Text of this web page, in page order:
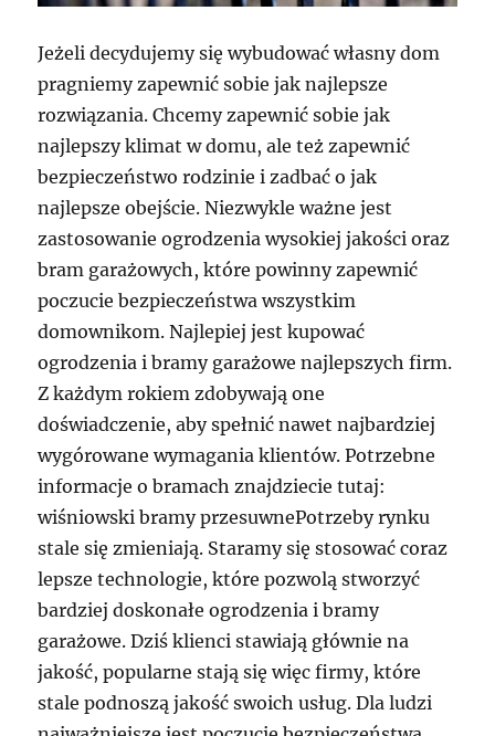
Jeżeli decydujemy się wybudować własny dom
pragniemy zapewnić sobie jak najlepsze
rozwiązania. Chcemy zapewnić sobie jak
najlepszy klimat w domu, ale też zapewnić
bezpieczeństwo rodzinie i zadbać o jak
najlepsze obejście. Niezwykle ważne jest
zastosowanie ogrodzenia wysokiej jakości oraz
bram garażowych, które powinny zapewnić
poczucie bezpieczeństwa wszystkim
domownikom. Najlepiej jest kupować
ogrodzenia i bramy garażowe najlepszych firm.
Z każdym rokiem zdobywają one
doświadczenie, aby spełnić nawet najbardziej
wygórowane wymagania klientów. Potrzebne
informacje o bramach znajdziecie tutaj:
wiśniowski bramy przesuwnePotrzeby rynku
stale się zmieniają. Staramy się stosować coraz
lepsze technologie, które pozwolą stworzyć
bardziej doskonałe ogrodzenia i bramy
garażowe. Dziś klienci stawiają głównie na
jakość, popularne stają się więc firmy, które
stale podnoszą jakość swoich usług. Dla ludzi